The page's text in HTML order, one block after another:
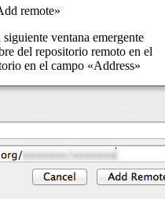
remote»
siguiente ventana emergente
del repositorio remoto en el
en el campo «Address»